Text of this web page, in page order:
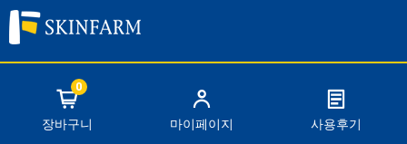
로그인 회원가입
0
장바구니 마이페이지 사용후기